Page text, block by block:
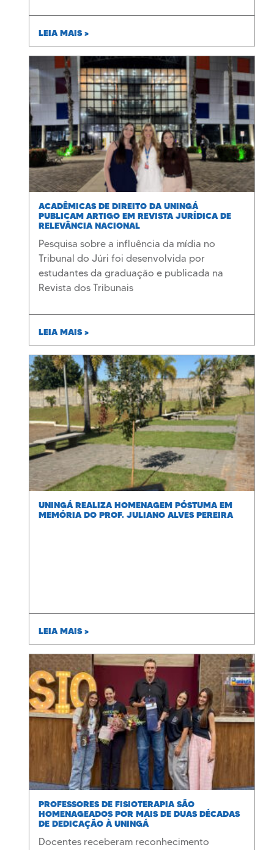
LEIA MAIS >
ACADÊMICAS DE DIREITO DA UNINGÁ
PUBLICAM ARTIGO EM REVISTA JURÍDICA DE
RELEVÂNCIA NACIONAL
Pesquisa sobre a influência da mídia no
Tribunal do Júri foi desenvolvida por
estudantes da graduação e publicada na
Revista dos Tribunais
LEIA MAIS >
UNINGÁ REALIZA HOMENAGEM PÓSTUMA EM
MEMÓRIA DO PROF. JULIANO ALVES PEREIRA
LEIA MAIS >
PROFESSORES DE FISIOTERAPIA SÃO
HOMENAGEADOS POR MAIS DE DUAS DÉCADAS
DE DEDICAÇÃO À UNINGÁ
Docentes receberam reconhecimento